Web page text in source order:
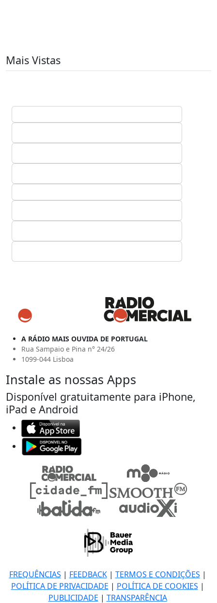
Mais Vistas
A RÁDIO MAIS OUVIDA DE PORTUGAL
Rua Sampaio e Pina n° 24/26
1099-044 Lisboa
Instale as nossas Apps
Disponível gratuitamente para iPhone,
iPad e Android
FREQUÊNCIAS | FEEDBACK| TERMOS E CONDIÇÕES |
POLÍTICA DE PRIVACIDADE | POLÍTICA DE COOKIES |
PUBLICIDADE | TRANSPARÊNCIA